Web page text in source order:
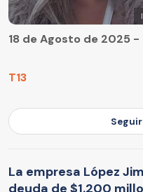
T13
18 de Agosto de 2025 -
Seguir
La empresa López
deuda de $1.200